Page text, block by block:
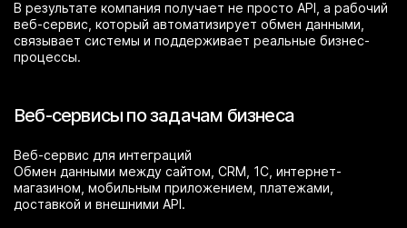
В результате компания получает не просто API, а рабочий
веб-сервис, который автоматизирует обмен данными,
связывает системы и поддерживает реальные бизнес-
процессы.
Веб-сервисы по задачам бизнеса
Веб-сервис для интеграций
Обмен данными между сайтом, CRM, 1С, интернет-
магазином, мобильным приложением, платежами,
доставкой и внешними API.